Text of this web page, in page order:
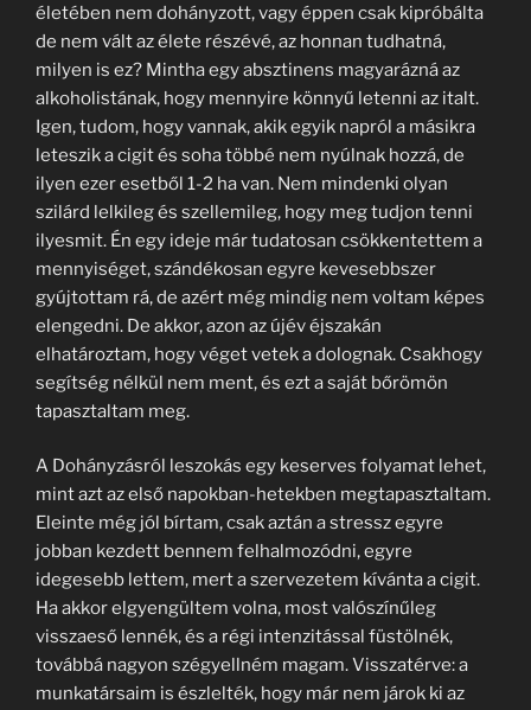
életében nem dohányzott, vagy éppen csak kipróbálta
de nem vált az élete részévé, az honnan tudhatná,
milyen is ez? Mintha egy absztinens magyarázná az
alkoholistának, hogy mennyire könnyű letenni az italt.
Igen, tudom, hogy vannak, akik egyik napról a másikra
leteszik a cigit és soha többé nem nyúlnak hozzá, de
ilyen ezer esetből 1-2 ha van. Nem mindenki olyan
szilárd lelkileg és szellemileg, hogy meg tudjon tenni
ilyesmit. Én egy ideje már tudatosan csökkentettem a
mennyiséget, szándékosan egyre kevesebbszer
gyújtottam rá, de azért még mindig nem voltam képes
elengedni. De akkor, azon az újév éjszakán
elhatároztam, hogy véget vetek a dolognak. Csakhogy
segítség nélkül nem ment, és ezt a saját bőrömön
tapasztaltam meg.
A Dohányzásról leszokás egy keserves folyamat lehet,
mint azt az első napokban-hetekben megtapasztaltam.
Eleinte még jól bírtam, csak aztán a stressz egyre
jobban kezdett bennem felhalmozódni, egyre
idegesebb lettem, mert a szervezetem kívánta a cigit.
Ha akkor elgyengültem volna, most valószínűleg
visszaeső lennék, és a régi intenzitással füstölnék,
továbbá nagyon szégyellném magam. Visszatérve: a
munkatársaim is észlelték, hogy már nem járok ki az